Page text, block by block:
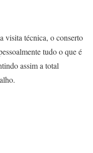
visita técnica, o conserto
tudo o que é
assim a total